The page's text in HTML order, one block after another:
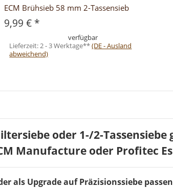
ECM Brühsieb 58 mm 2-Tassensieb
9,99 € *
verfügbar
Lieferzeit:2 - 3 Werktage**(DE - Ausland
abweichend)
oder 1-/2-
Manufacture oder Profitec
als Upgrade auf Präzisionssiebe